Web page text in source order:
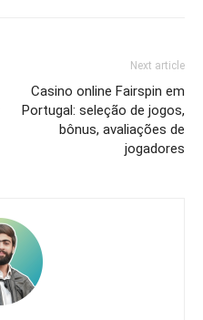
Next article
Casino online Fairspin em
Portugal: seleção de jogos,
bônus, avaliações de
jogadores